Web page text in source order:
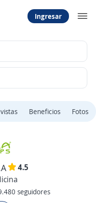
Ingresar
Beneficios Fotos
4.5
seguidores